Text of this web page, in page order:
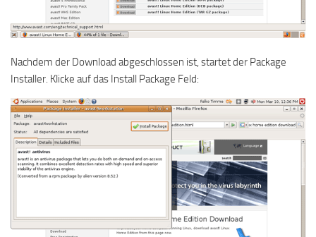
Nachdem der Download abgeschlossen ist, startet der Package
Installer. Klicke auf das Install Package Feld: